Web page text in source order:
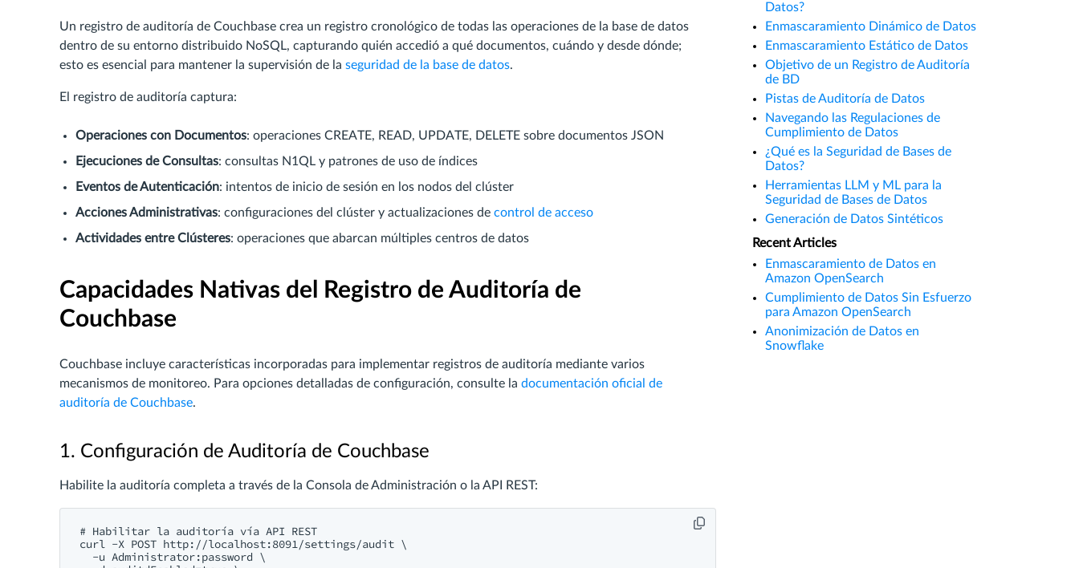
Un registro de auditoría de Couchbase crea un registro cronológico de todas las operaciones de la base de datos
dentro de su entorno distribuido NoSQL, capturando quién accedió a qué documentos, cuándo y desde dónde;
esto es esencial para mantener la supervisión de la seguridad de la base de datos.
El registro de auditoría captura:
Operaciones con Documentos: operaciones CREATE, READ, UPDATE, DELETE sobre documentos JSON
Ejecuciones de Consultas: consultas N1QL y patrones de uso de índices
Eventos de Autenticación: intentos de inicio de sesión en los nodos del clúster
Acciones Administrativas: configuraciones del clúster y actualizaciones de control de acceso
Actividades entre Clústeres: operaciones que abarcan múltiples centros de datos
Capacidades Nativas del Registro de Auditoría de
Couchbase
Couchbase incluye características incorporadas para implementar registros de auditoría mediante varios
mecanismos de monitoreo. Para opciones detalladas de configuración, consulte la documentación oficial de
auditoría de Couchbase.
1. Configuración de Auditoría de Couchbase
Habilite la auditoría completa a través de la Consola de Administración o la API REST:
# Habilitar la auditoría vía API REST
curl -X POST http://localhost:8091/settings/audit \
  -u Administrator:password \
Datos?
Enmascaramiento Dinámico de Datos
Enmascaramiento Estático de Datos
Objetivo de un Registro de Auditoría
de BD
Pistas de Auditoría de Datos
Navegando las Regulaciones de
Cumplimiento de Datos
¿Qué es la Seguridad de Bases de
Datos?
Herramientas LLM y ML para la
Seguridad de Bases de Datos
Generación de Datos Sintéticos
Recent Articles
Enmascaramiento de Datos en
Amazon OpenSearch
Cumplimiento de Datos Sin Esfuerzo
para Amazon OpenSearch
Anonimización de Datos en
Snowflake